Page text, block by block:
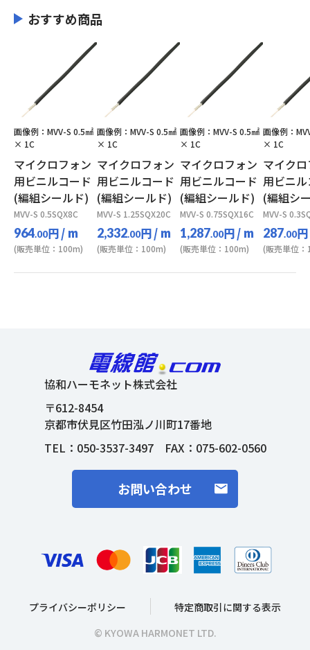
おすすめ商品
画像例：MVV-S 0.5㎟
× 1C
マイクロフォン
用ビニルコード
(編組シールド)
MVV-S 0.5SQX8C
964.00円/ m
(販売単位：100m)
画像例：MVV-S 0.5㎟
× 1C
マイクロフォン
用ビニルコード
(編組シールド)
MVV-S 1.25SQX20C
2,332.00円/ m
(販売単位：100m)
画像例：MVV-S 0.5㎟
× 1C
マイクロフォン
用ビニルコード
(編組シールド)
MVV-S 0.75SQX16C
1,287.00円/ m
(販売単位：100m)
画像例：
× 1C
マイク
用ビニ
(編組シ
MVV-S
287.00円
(販売単位
協和ハーモネット株式会社
〒612-8454
京都市伏見区竹田泓ノ川町17番地
TEL： 050-3537-3497FAX：075-602-0560
お問い合わせ
プライバシーポリシー
特定商取引に関する表示
© KYOWA HARMONET LTD.